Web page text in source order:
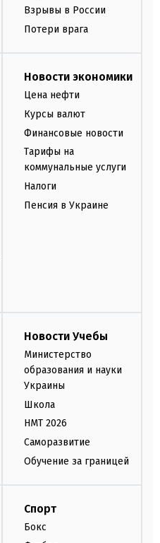
Взрывы в России
Потери врага
Новости экономики
Цена нефти
Курсы валют
Финансовые новости
Тарифы на
коммунальные услуги
Налоги
Пенсия в Украине
Новости Учебы
Министерство
образования и науки
Украины
Школа
НМТ 2026
Саморазвитие
Обучение за границей
Спорт
Бокс